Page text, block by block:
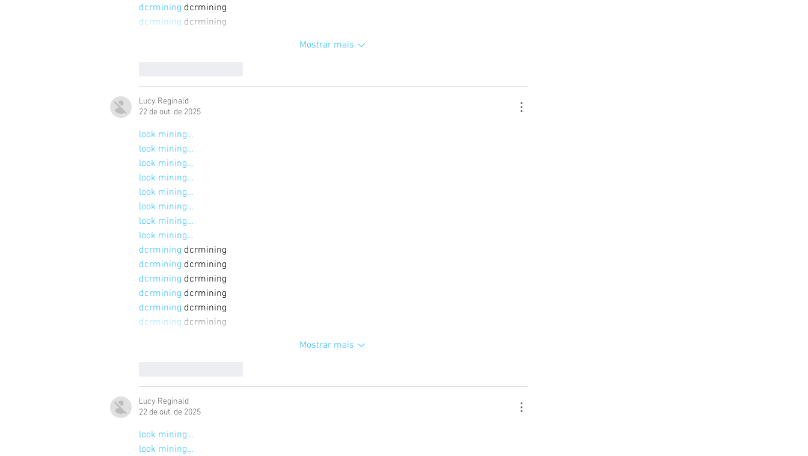
dcrmining dcrmining
dcrmining dcrmining
Mostrar mais
Lucy Reginald
22 de out. de 2025
look mining…
look mining…
look mining…
look mining…
look mining…
look mining…
look mining…
look mining…
dcrmining dcrmining
dcrmining dcrmining
dcrmining dcrmining
dcrmining dcrmining
dcrmining dcrmining
dcrmining dcrmining
Mostrar mais
Lucy Reginald
22 de out. de 2025
look mining…
look mining…